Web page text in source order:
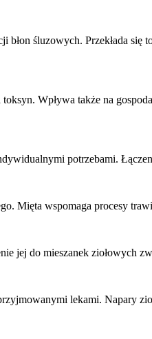
błon śluzowych. Przekłada
Wpływa także na
potrzebami.
Mięta wspomaga procesy
jej do mieszanek ziołowych
lekami. Napary